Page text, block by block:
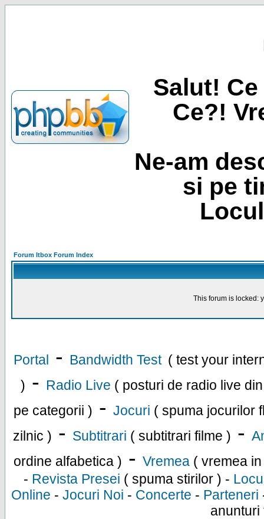
Salut!
Ce?!
Ne-am
si pe
Forum Itbox Forum Index
This forum is locked:
Portal - Bandwidth Test ( test your
) - Radio Live ( posturi de radio live
pe categorii ) - Jocuri ( spuma jocurilor
zilnic ) - Subtitrari ( subtitrari filme ) -
ordine alfabetica ) - Vremea ( vremea
- Revista Presei ( spuma stirilor ) -
Online - Jocuri Noi - Concerte - Parteneri
anunturi